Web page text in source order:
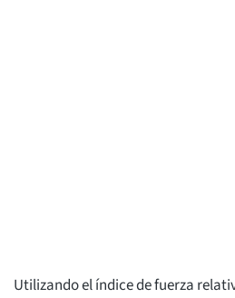
Utilizando el índice de fuerza